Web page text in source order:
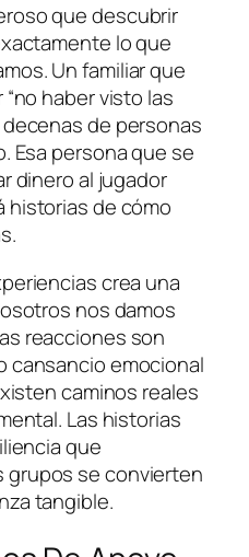
que descubrir
lo que
Un familiar que
haber visto las
de personas
Esa persona que se
dinero al jugador
historias de cómo
crea una
nos damos
reacciones son
cansancio emocional
caminos reales
Las historias
que
se convierten
tangible.